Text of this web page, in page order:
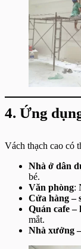
4. Ứng
Vách thạch cao có
Nhà ở dân
bé.
Văn phòng:
Cửa hàng –
Quán cafe –
mắt.
Nhà xưởng